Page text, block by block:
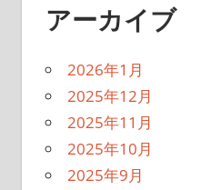
アーカイブ
2026年1月
2025年12月
2025年11月
2025年10月
2025年9月